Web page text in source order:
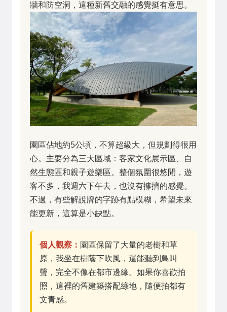
牆和防空洞，這種新舊交融的感覺挺有意思。
園區佔地約5公頃，不算超級大，但規劃得很用
心。主要分為三大區域：客家文化展示區、自
然生態區和親子遊樂區。整個氛圍很悠閒，遊
客不多，我週六下午去，也沒有擁擠的感覺。
不過，有些解說牌的字跡有點模糊，希望未來
能更新，這算是小缺點。
個人觀察： 園區保留了大量的老樹和草
原，我坐在樹蔭下吹風，還能聽到鳥叫
聲，完全不像在都市邊緣。如果你喜歡拍
照，這裡的舊建築搭配綠地，隨便拍都有
文青感。